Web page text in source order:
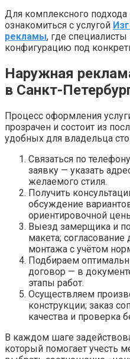
Для комплексного
ознакомиться с услугой
рекламы, где
конфигурацию под
Наружная
в Санкт-
Процесс оформления
прозрачен и состоит из
удобных для владельца
Связаться по
заявку — указать
желаемого стиля.
Получить
обсуждение
ориентировочной
Выезд замерщика и
макета;
монтажа с учётом
Подбираем
договор — в
этапы работ.
Осуществляем
конструкции; заказ
качества и проверка
В каждом шаге
который помогает учесть